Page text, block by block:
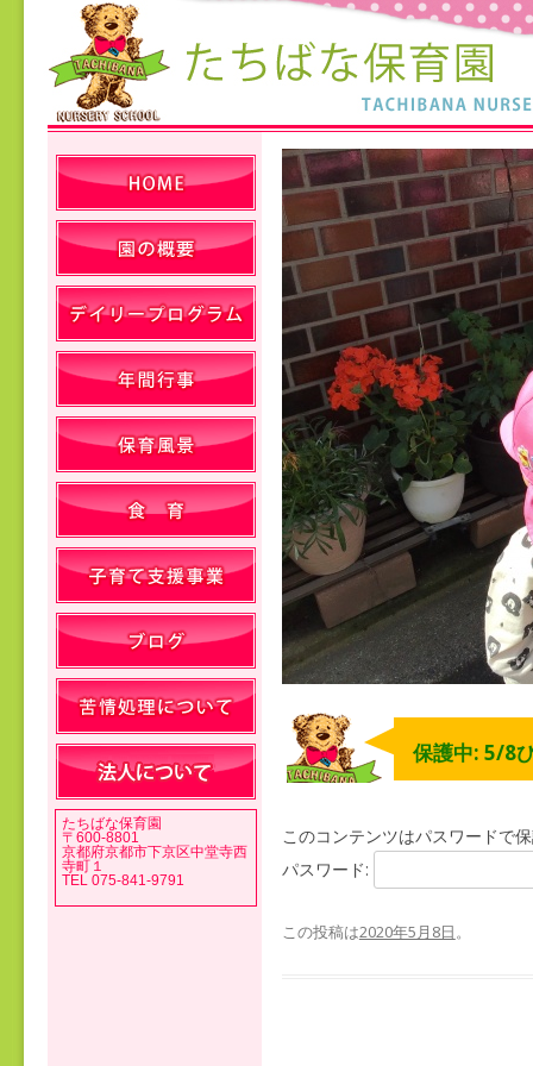
保護中: 5/8
このコンテンツはパスワードで
パスワード:
この投稿は2020年5月8日。
たちばな保育園
〒600-8801
京都府京都市下京区中堂寺西
寺町１
TEL 075-841-9791